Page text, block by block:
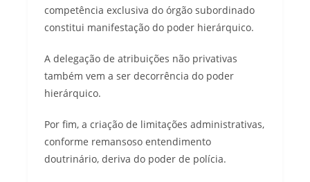
competência exclusiva do órgão subordinado
constitui manifestação do poder hierárquico.
A delegação de atribuições não privativas
também vem a ser decorrência do poder
hierárquico.
Por fim, a criação de limitações administrativas,
conforme remansoso entendimento
doutrinário, deriva do poder de polícia.